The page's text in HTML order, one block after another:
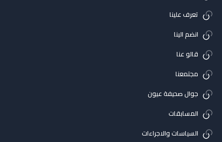
تعرف علينا
انضم الينا
قالو عنا
مجتمعنا
جوال صحيفة عيون
المسابقات
السياسات والاجراءات